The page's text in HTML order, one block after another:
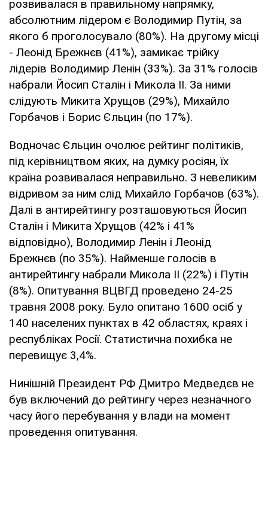
розвивалася в правильному напрямку,
абсолютним лідером є Володимир Путін, за
якого б проголосувало (80%). На другому місці
- Леонід Брежнєв (41%), замикає трійку
лідерів Володимир Ленін (33%). За 31% голосів
набрали Йосип Сталін і Микола II. За ними
слідують Микита Хрущов (29%), Михайло
Горбачов і Борис Єльцин (по 17%).
Водночас Єльцин очолює рейтинг політиків,
під керівництвом яких, на думку росіян, їх
країна розвивалася неправильно. З невеликим
відривом за ним слід Михайло Горбачов (63%).
Далі в антирейтингу розташовуються Йосип
Сталін і Микита Хрущов (42% і 41%
відповідно), Володимир Ленін і Леонід
Брежнєв (по 35%). Найменше голосів в
антирейтингу набрали Микола II (22%) і Путін
(8%). Опитування ВЦВГД проведено 24-25
травня 2008 року. Було опитано 1600 осіб у
140 населених пунктах в 42 областях, краях і
республіках Росії. Статистична похибка не
перевищує 3,4%.
Нинішній Президент РФ Дмитро Медведєв не
був включений до рейтингу через незначного
часу його перебування у влади на момент
проведення опитування.